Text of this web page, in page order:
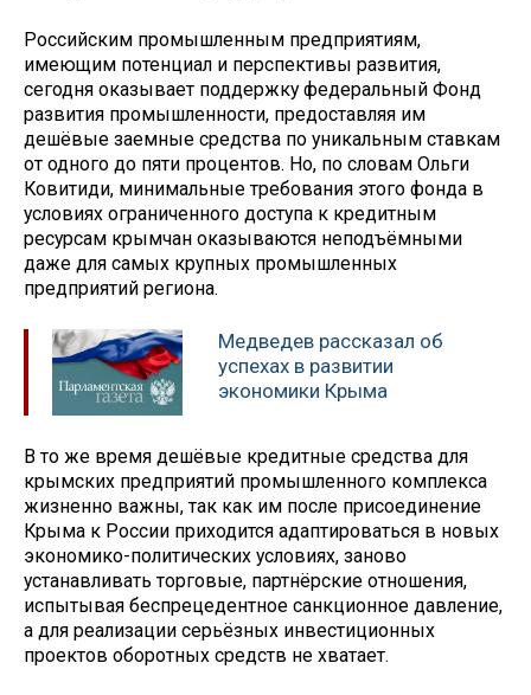
Российским промышленным предприятиям,
имеющим потенциал и перспективы развития,
сегодня оказывает поддержку федеральный Фонд
развития промышленности, предоставляя им
дешёвые заемные средства по уникальным ставкам
от одного до пяти процентов. Но, по словам Ольги
Ковитиди, минимальные требования этого фонда в
условиях ограниченного доступа к кредитным
ресурсам крымчан оказываются неподъёмными
даже для самых крупных промышленных
предприятий региона.
Медведев рассказал об
успехах в развитии
экономики Крыма
В то же время дешёвые кредитные средства для
крымских предприятий промышленного комплекса
жизненно важны, так как им после присоединение
Крыма к России приходится адаптироваться в новых
экономико-политических условиях, заново
устанавливать торговые, партнёрские отношения,
испытывая беспрецедентное санкционное давление,
а для реализации серьёзных инвестиционных
проектов оборотных средств не хватает.